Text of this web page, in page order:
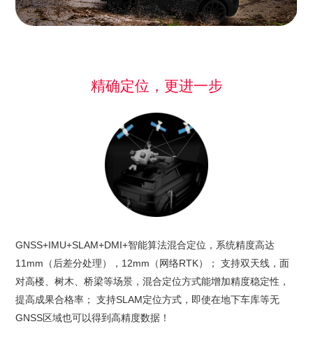
精确定位，更进一步
GNSS+IMU+SLAM+DMI+智能算法混合定位，系统精度高达
11mm（后差分处理），12mm（网络RTK）； 支持双天线，面
对高楼、树木、桥梁等场景，混合定位方式能增加精度稳定性，
提高成果合格率； 支持SLAM定位方式，即使在地下车库等无
GNSS区域也可以得到高精度数据！